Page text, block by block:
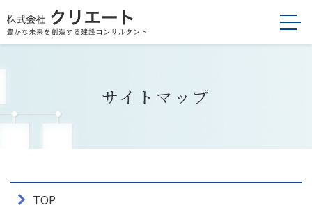
サイトマップ
TOP